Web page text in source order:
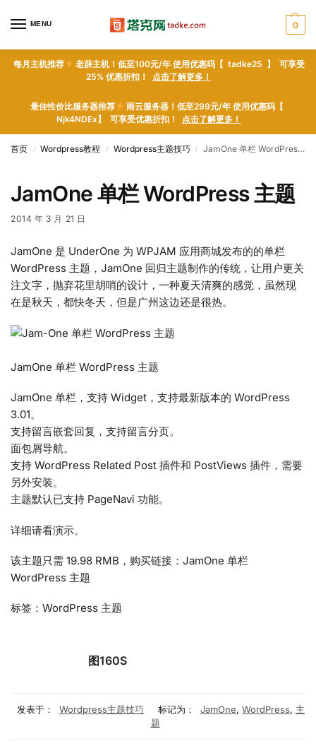
MENU 0
每月主机推荐
老薜主机！低至100元/年 使用优惠码【 tadke25 】 可享受
25% 优惠折扣！ 点击了解更多！
最佳性价比服务器推荐
雨云服务器！低至299元/年 使用优惠码【
Njk4NDEx】 可享受优惠折扣！ 点击了解更多！
首页 / Wordpress教程 / Wordpress主题技巧 / JamOne 单栏 WordPress 主题
JamOne 单栏 WordPress 主题
2014 年 3 月 21 日
JamOne 是 UnderOne 为 WPJAM 应用商城发布的的单栏
WordPress 主题，JamOne 回归主题制作的传统，让用户更关
注文字，抛弃花里胡哨的设计，一种夏天清爽的感觉，虽然现
在是秋天，都快冬天，但是广州这边还是很热。
JamOne 单栏 WordPress 主题
JamOne 单栏，支持 Widget，支持最新版本的 WordPress
3.01。
支持留言嵌套回复，支持留言分页。
面包屑导航。
支持 WordPress Related Post 插件和 PostViews 插件，需要
另外安装。
主题默认已支持 PageNavi 功能。
详细请看演示。
该主题只需 19.98 RMB，购买链接：JamOne 单栏
WordPress 主题
标签：WordPress 主题
图160S
发表于： Wordpress主题技巧 标记为： JamOne, WordPress, 主
题